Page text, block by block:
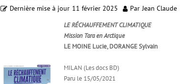
Dernière mise à jour 11 février 2025 Par Jean Claude
LE RÉCHAUFFEMENT CLIMATIQUE
Mission Tara en Arctique
LE MOINE Lucie, DORANGE Sylvain
MILAN (Les docs BD)
Paru le 15/05/2021